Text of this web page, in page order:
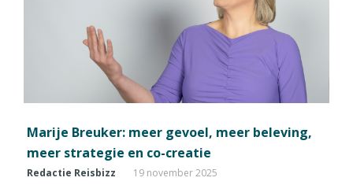
Marije Breuker: meer gevoel, meer beleving,
meer strategie en co-creatie
Redactie Reisbizz 19 november 2025